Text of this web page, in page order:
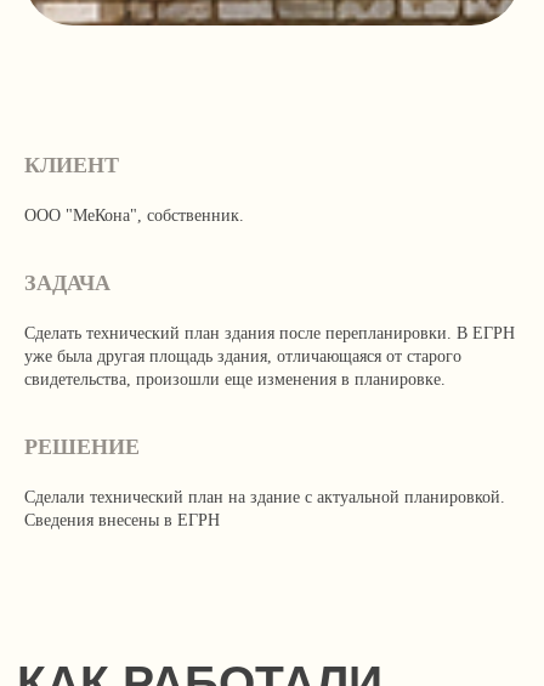
КЛИЕНТ
ООО "МеКона", собственник.
ЗАДАЧА
Сделать технический план здания после перепланировки. В ЕГРН
уже была другая площадь здания, отличающаяся от старого
свидетельства, произошли еще изменения в планировке.
РЕШЕНИЕ
Сделали технический план на здание с актуальной планировкой.
Сведения внесены в ЕГРН